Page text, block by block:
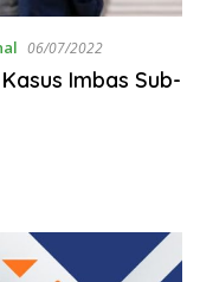
06/07/2022
Imbas Sub-